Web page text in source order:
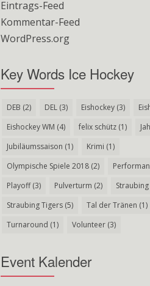
Eintrags-Feed
Kommentar-Feed
WordPress.org
Key Words Ice Hockey
DEB (2) DEL (3) Eishockey (3)
Eishockey WM (4) felix schütz (1)
Jubiläumssaison (1) Krimi (1)
Olympische Spiele 2018 (2)
Playoff(3) Pulverturm (2) Straubing
Straubing Tigers (5) Tal der Tränen (1)
Turnaround (1) Volunteer (3)
Event Kalender